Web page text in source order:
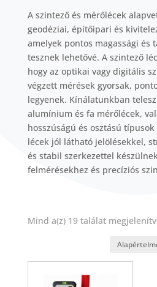
A szintező és mérőlécek
geodéziai, építőipari és
amelyek pontos magassági és
tesznek lehetővé. A szintező
hogy az optikai vagy digitális
végzett mérések gyorsak,
legyenek. Kínálatunkban
alumínium és fa mérőlécek,
hosszúságú és osztású
lécek jól látható jelölésekkel,
és stabil szerkezettel
felmérésekhez és precíziós
Mind a(z) 19 találat